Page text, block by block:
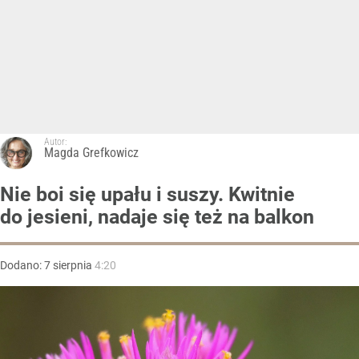
Autor:
Magda Grefkowicz
Nie boi się upału i suszy. Kwitnie
do jesieni, nadaje się też na balkon
Dodano:7 sierpnia 4:20